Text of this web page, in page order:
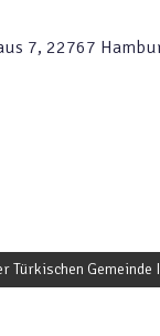
7, 22767
Türkischen Gemeinde